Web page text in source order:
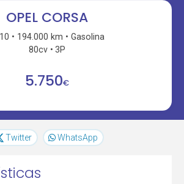
OPEL CORSA
194.000 km
Gasolina
80cv
3P
5.750€
Twitter WhatsApp